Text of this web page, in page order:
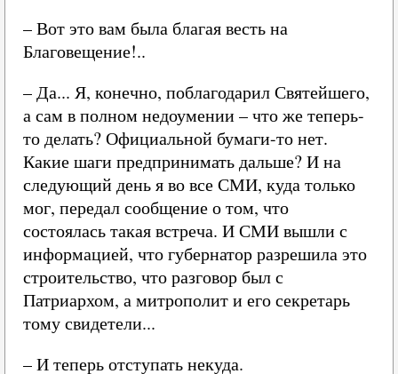
– Вот это вам была благая весть на
Благовещение!..
– Да... Я, конечно, поблагодарил Святейшего,
а сам в полном недоумении – что же теперь-
то делать? Официальной бумаги-то нет.
Какие шаги предпринимать дальше? И на
следующий день я во все СМИ, куда только
мог, передал сообщение о том, что
состоялась такая встреча. И СМИ вышли с
информацией, что губернатор разрешила это
строительство, что разговор был с
Патриархом, а митрополит и его секретарь
тому свидетели...
– И теперь отступать некуда.